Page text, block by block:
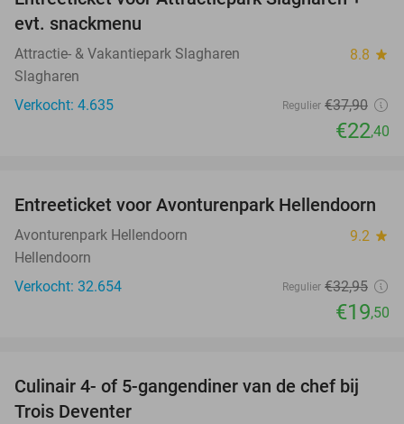
evt. snackmenu
Attractie- & Vakantiepark Slagharen 8.8 star
Slagharen
Verkocht: 4.635
Regulier €37,90
€22,40
41%
Entreeticket voor Avonturenpark Hellendoorn
Avonturenpark Hellendoorn 9.2 star
Hellendoorn
Verkocht: 32.654
Regulier €32,95
€19,50
39%
TODAY
Culinair 4- of 5-gangendiner van de chef bij
Trois Deventer